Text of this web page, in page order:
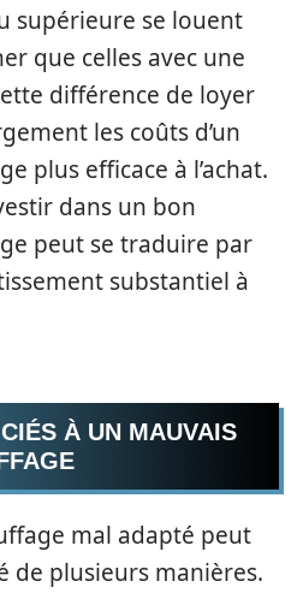
supérieure se louent
que celles avec une
différence de loyer
les coûts d’un
plus efficace à l’achat.
dans un bon
peut se traduire par
substantiel à
À UN MAUVAIS
mal adapté peut
de plusieurs manières.